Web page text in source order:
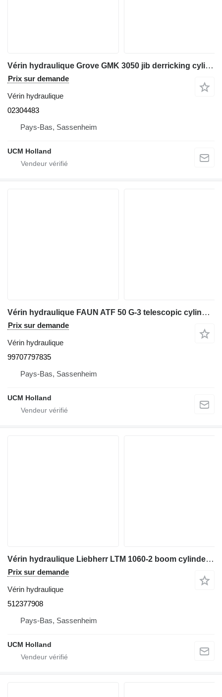
Vérin hydraulique Grove GMK 3050 jib derricking cylinder 02304483 pour grue mobile
Prix sur demande
Vérin hydraulique
02304483
Pays-Bas, Sassenheim
UCM Holland
Vérin hydraulique FAUN ATF 50 G-3 telescopic cylinder 99707797835 pour grue mobile
Prix sur demande
Vérin hydraulique
99707797835
Pays-Bas, Sassenheim
UCM Holland
Vérin hydraulique Liebherr LTM 1060-2 boom cylinder 512377908 pour grue mobile
Prix sur demande
Vérin hydraulique
512377908
Pays-Bas, Sassenheim
UCM Holland